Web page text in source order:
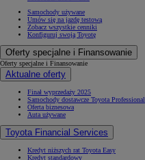
Samochody używane
Umów się na jazdę testową
Zobacz wszystkie cenniki
Konfiguruj swoją Toyotę
Oferty specjalne i Finansowanie
Oferty specjalne i Finansowanie
Aktualne oferty
Finał wyprzedaży 2025
Samochody dostawcze Toyota Professional
Oferta biznesowa
Auta używane
Toyota Financial Services
Kredyt niższych rat Toyota Easy
Kredyt standardowy